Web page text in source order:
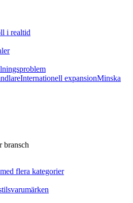
i realtid
Internationell expansionMinska
bransch
flera kategorier